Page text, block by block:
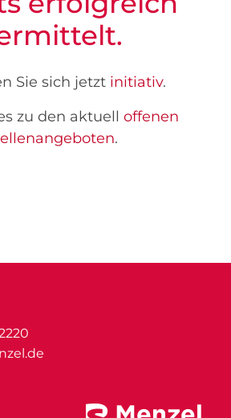
Sie sich jetzt initiativ.
zu den aktuell offenen
.